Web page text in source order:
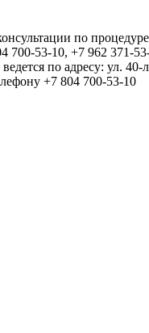
по
700-53-10, +7 962 371-
по адресу: ул. 40-
+7 804 700-53-10